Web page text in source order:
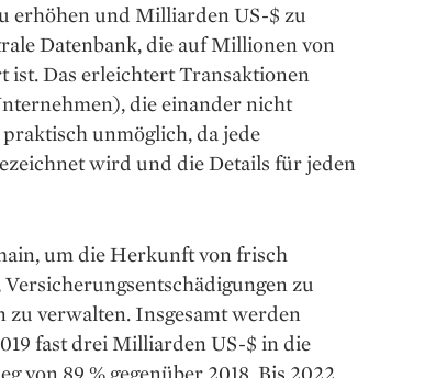
erhöhen und Milliarden US-$ zu
Datenbank, die auf Millionen von
ist. Das erleichtert Transaktionen
die einander nicht
unmöglich, da jede
wird und die Details für jeden
um die Herkunft von frisch
zu
verwalten. Insgesamt werden
fast drei Milliarden US-$ in die
von 89 % gegenüber 2018. Bis 2022